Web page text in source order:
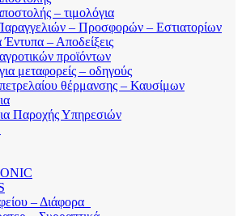
– τιμολόγια
– Προσφορών – Εστιατορίων
Έντυπα – Αποδείξεις
προϊόντων
μεταφορείς – οδηγούς
θέρμανσης – Καυσίμων
Παροχής Υπηρεσιών
– Διάφορα